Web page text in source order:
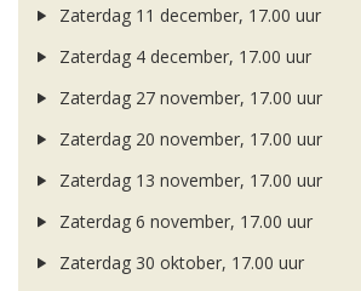
Zaterdag 11 december, 17.00 uur
Zaterdag 4 december, 17.00 uur
Zaterdag 27 november, 17.00 uur
Zaterdag 20 november, 17.00 uur
Zaterdag 13 november, 17.00 uur
Zaterdag 6 november, 17.00 uur
Zaterdag 30 oktober, 17.00 uur